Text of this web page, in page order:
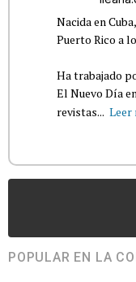
Nacida en
Puerto Rico a
Ha trabajado
El Nuevo Día
revistas... Leer
POPULAR EN LA